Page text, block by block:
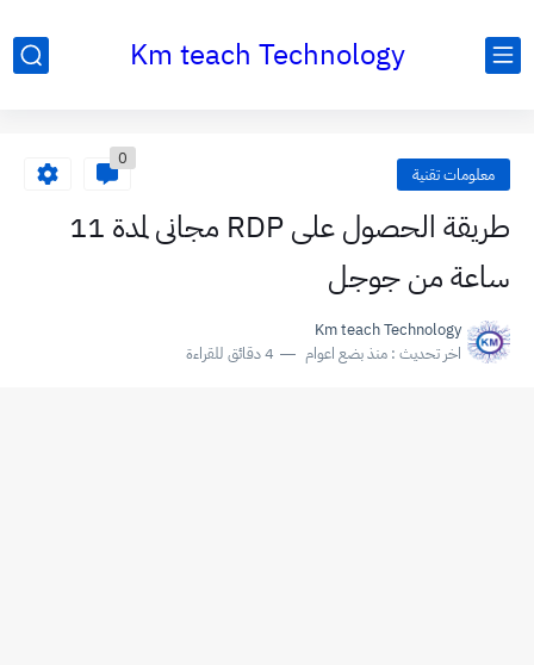
Km teach Technology
معلومات تقنية
0
طريقة الحصول على RDP مجانى لمدة 11
ساعة من جوجل
Km teach Technology
اخر تحديث : منذ بضع اعوام 4 دقائق للقراءة